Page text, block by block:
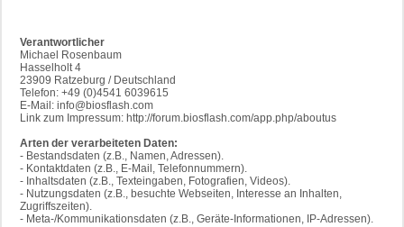
Verantwortlicher
Michael Rosenbaum
Hasselholt 4
23909 Ratzeburg / Deutschland
Telefon: +49 (0)4541 6039615
E-Mail: info@biosflash.com
Link zum Impressum: http://forum.biosflash.com/app.php/aboutus
Arten der verarbeiteten Daten:
- Bestandsdaten (z.B., Namen, Adressen).
- Kontaktdaten (z.B., E-Mail, Telefonnummern).
- Inhaltsdaten (z.B., Texteingaben, Fotografien, Videos).
- Nutzungsdaten (z.B., besuchte Webseiten, Interesse an Inhalten,
Zugriffszeiten).
- Meta-/Kommunikationsdaten (z.B., Geräte-Informationen, IP-Adressen).